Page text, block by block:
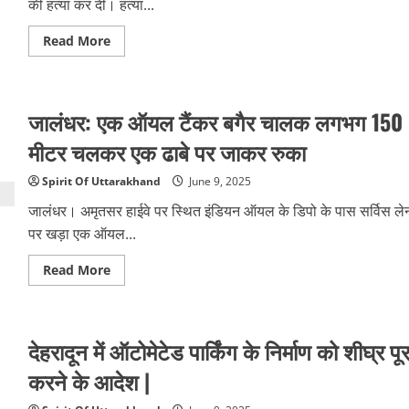
को
लेकर
अध्ययन
शुरू
की हत्या कर दी। हत्या...
Read MoreRead
more
संबंध
में
ने
की
थी
स्टोर
संचालक
की
हत्या,
मौत
के
घाट
जाल
जालंधर: एक ऑयल टैंकर बगैर चालक लगभग 150
मीटर चलकर एक ढाबे पर जाकर रुका
Spirit Of Uttarakhand June 9, 2025
जालंधर। अमृतसर हाईवे पर स्थित इंडियन ऑयल के डिपो के पास सर्विस
पर खड़ा एक ऑयल...
Read MoreRead
more
टैंकर
बगैर
चालक
लगभग
150
देहरादून में ऑटोमेटेड पार्किंग के निर्माण को शीघ्र
करने के आदेश |